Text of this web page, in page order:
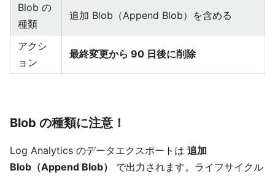
Blob の
種類
追加 Blob（Append Blob）を含める
アクシ
ョン
最終変更から 90 日後に削除
Blob の種類に注意！
Log Analytics のデータエクスポートは 追加
Blob（Append Blob）
で出力されます。ライフサイクル